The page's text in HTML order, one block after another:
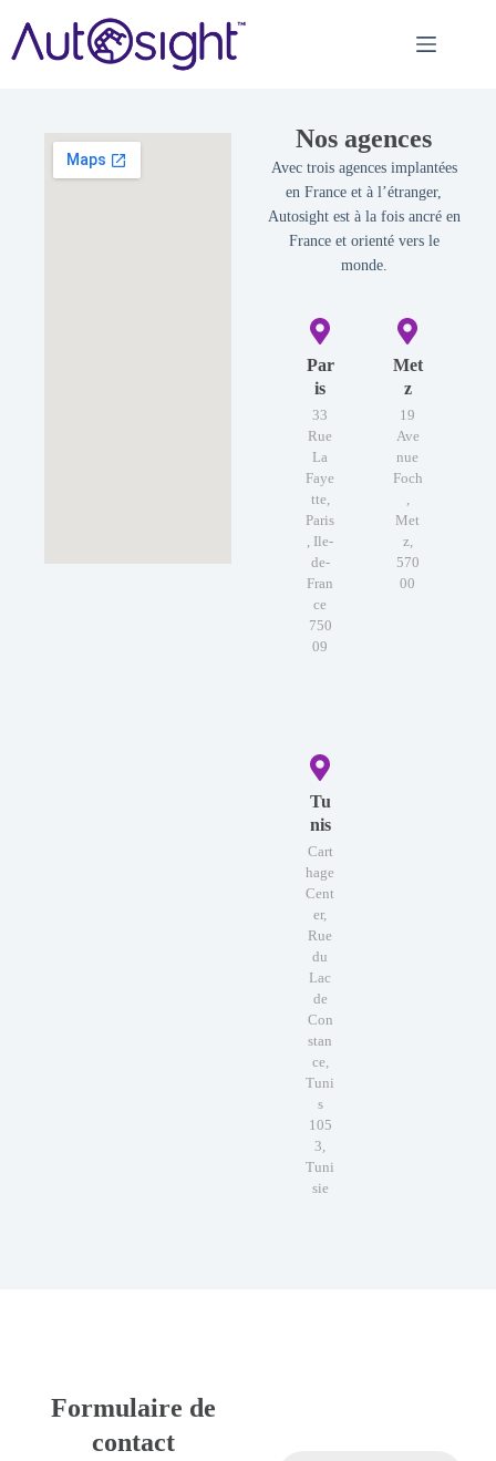
Nos agences
Avec trois agences implantées
en France et à l’étranger,
Autosight est à la fois ancré en
France et orienté vers le
monde.
Par
is
33
Rue
La
Faye
tte,
Paris
, Ile-
de-
Fran
ce
750
09
Met
z
19
Ave
nue
Foch
,
Met
z,
570
00
Tu
nis
Cart
hage
Cent
er,
Rue
du
Lac
de
Con
stan
ce,
Tuni
s
105
3,
Tuni
sie
Formulaire de
contact